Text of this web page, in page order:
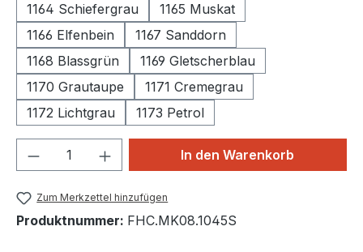
1164 Schiefergrau
1165 Muskat
1166 Elfenbein
1167 Sanddorn
1168 Blassgrün
1169 Gletscherblau
1170 Grautaupe
1171 Cremegrau
1172 Lichtgrau
1173 Petrol
Produkt Anzahl: Gib denIn den Warenkorb
Zum Merkzettel hinzufügen
Produktnummer: FHC.MK08.1045S